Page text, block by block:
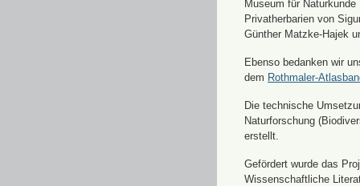
Museum für
Privatherbarien von
Günther Matzke-Hajek
Ebenso bedanken wir
dem Rothmaler-
Die technische
Naturforschung
erstellt.
Gefördert wurde das
Wissenschaftliche